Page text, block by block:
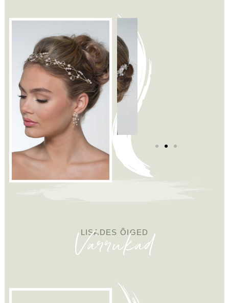
LISADES ÕIGED
Varrukad